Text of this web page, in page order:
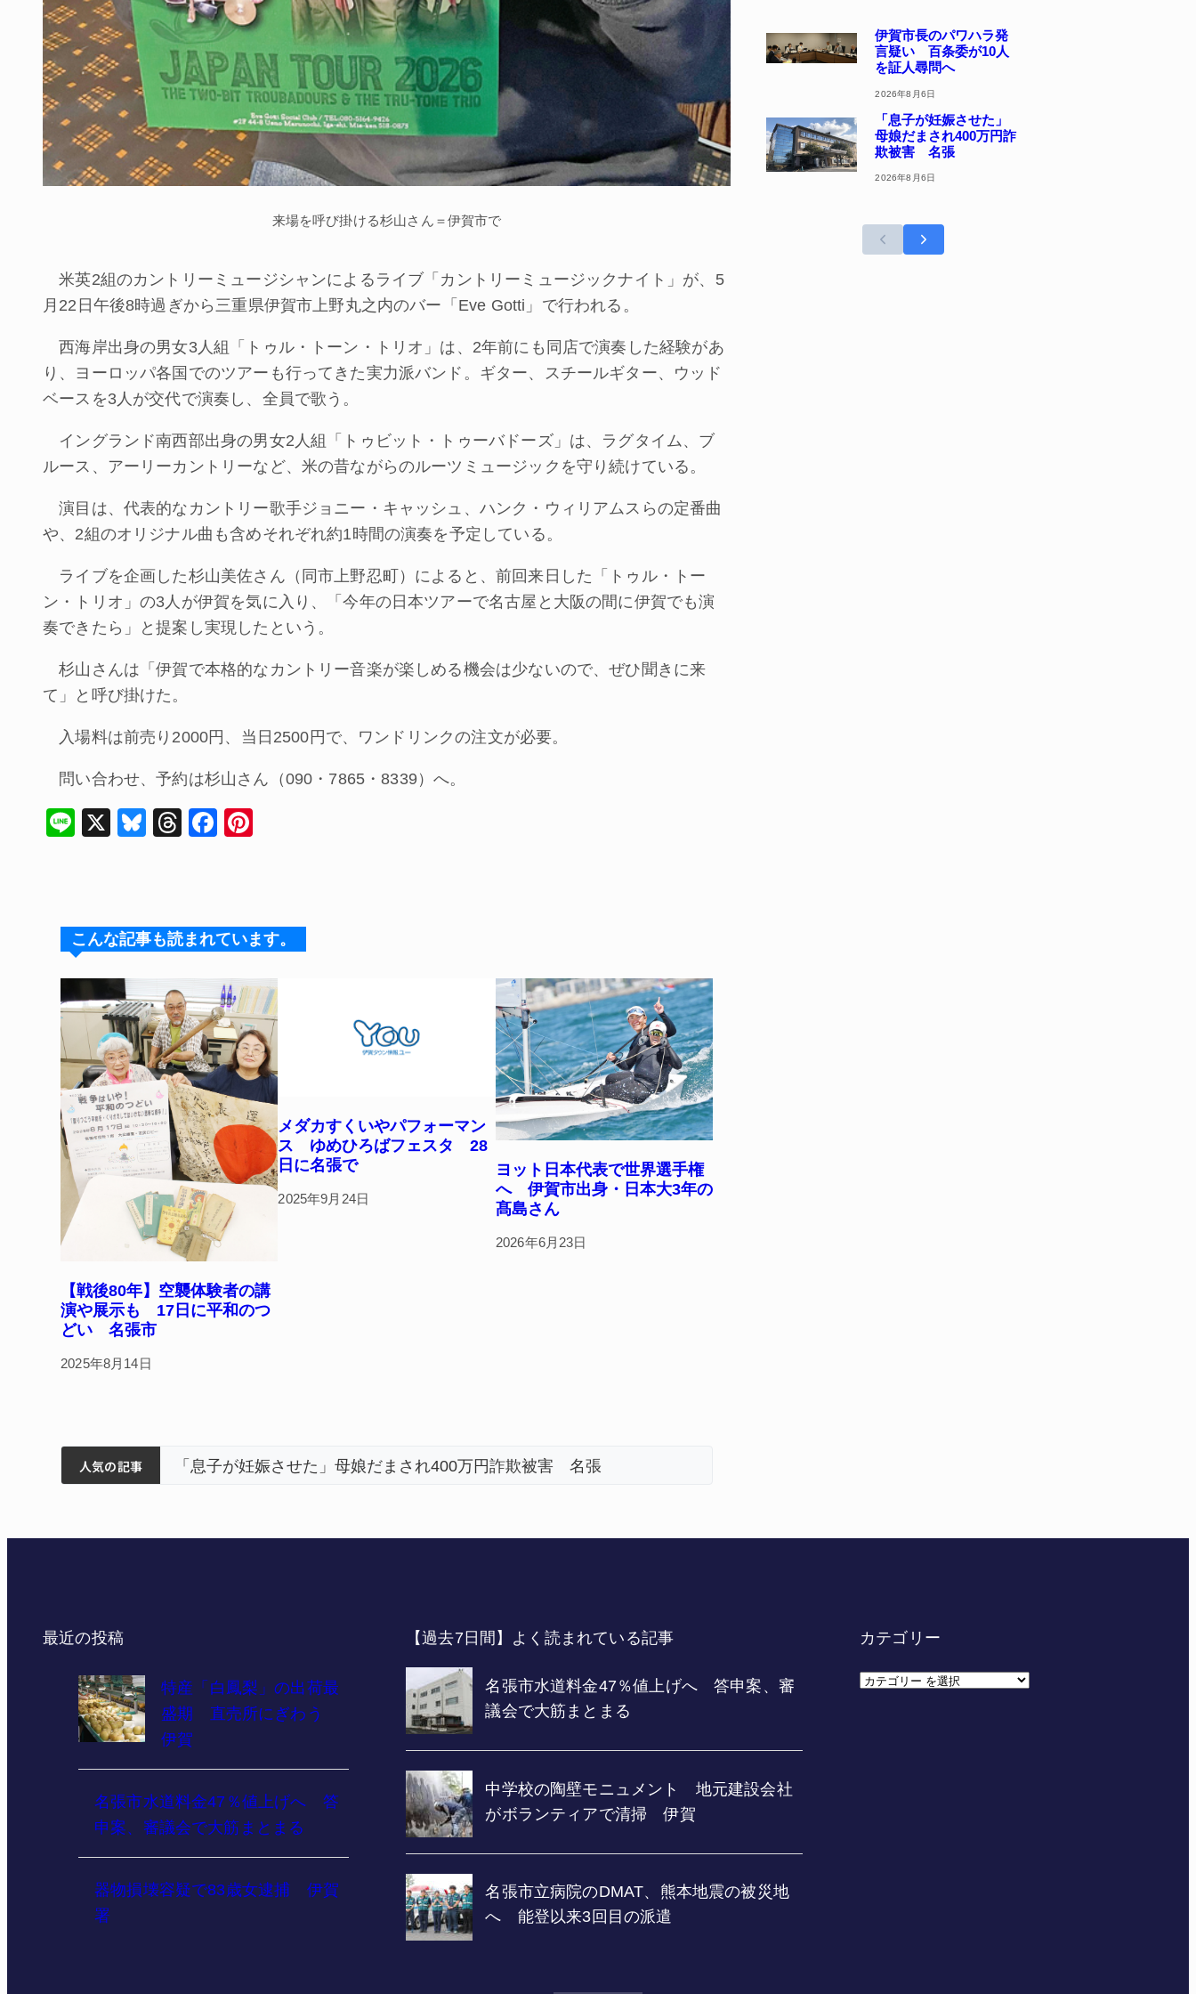
来場を呼び掛ける杉山さん＝伊賀市で
米英2組のカントリーミュージシャンによるライブ「カントリーミュージックナイト」が、5
月22日午後8時過ぎから三重県伊賀市上野丸之内のバー「Eve Gotti」で行われる。
西海岸出身の男女3人組「トゥル・トーン・トリオ」は、2年前にも同店で演奏した経験があ
り、ヨーロッパ各国でのツアーも行ってきた実力派バンド。ギター、スチールギター、ウッド
ベースを3人が交代で演奏し、全員で歌う。
イングランド南西部出身の男女2人組「トゥビット・トゥーバドーズ」は、ラグタイム、ブ
ルース、アーリーカントリーなど、米の昔ながらのルーツミュージックを守り続けている。
演目は、代表的なカントリー歌手ジョニー・キャッシュ、ハンク・ウィリアムスらの定番曲
や、2組のオリジナル曲も含めそれぞれ約1時間の演奏を予定している。
ライブを企画した杉山美佐さん（同市上野忍町）によると、前回来日した「トゥル・トー
ン・トリオ」の3人が伊賀を気に入り、「今年の日本ツアーで名古屋と大阪の間に伊賀でも演
奏できたら」と提案し実現したという。
杉山さんは「伊賀で本格的なカントリー音楽が楽しめる機会は少ないので、ぜひ聞きに来
て」と呼び掛けた。
入場料は前売り2000円、当日2500円で、ワンドリンクの注文が必要。
問い合わせ、予約は杉山さん（090・7865・8339）へ。
Li
X
Bl
k
T
d
F
b
o
k
st
こんな記事も読まれています。
【戦後80年】空襲体験者の講
演や展示も 17日に平和のつ
どい 名張市
2025年8月14日
メダカすくいやパフォーマン
ス ゆめひろばフェスタ 28
日に名張で
2025年9月24日
ヨット日本代表で世界選手権
へ 伊賀市出身・日本大3年の
髙島さん
2026年6月23日
人気の記事
ィアで清掃 伊賀
3回目の派遣 「息子が妊娠させた」母娘だまされ400万円詐欺被害 名張
伊賀市長のパワハラ発
言疑い 百条委が10人
を証人尋問へ
2026年8月6日
「息子が妊娠させた」
母娘だまされ400万円詐
欺被害 名張
2026年8月6日
最近の投稿
特産「白鳳梨」の出荷最
盛期 直売所にぎわう
伊賀
名張市水道料金47％値上げへ 答
申案、審議会で大筋まとまる
器物損壊容疑で83歳女逮捕 伊賀
署
【過去7日間】よく読まれている記事 カテゴリー
カ